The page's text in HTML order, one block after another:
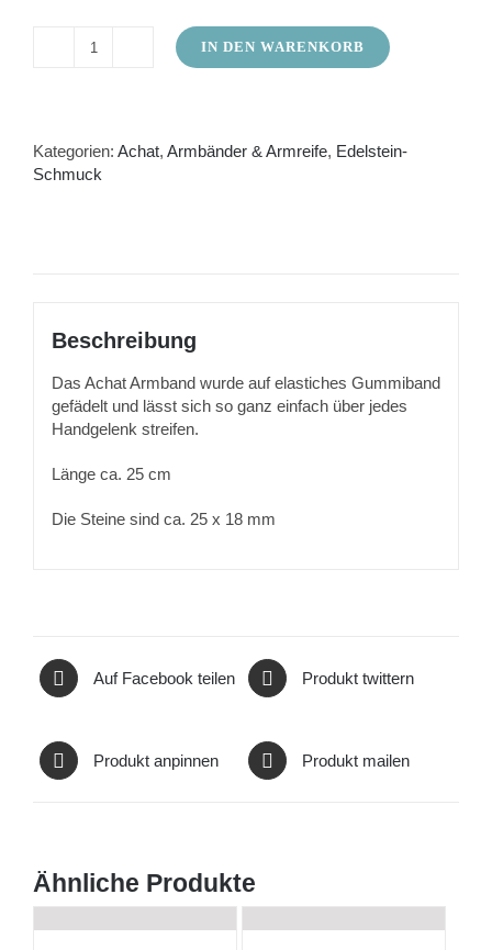
Achat
mit
elastischem
IN DEN WARENKORB
Kategorien: Achat, Armbänder & Armreife, Edelstein-
Schmuck
Beschreibung
Das Achat Armband wurde auf elastiches Gummiband
gefädelt und lässt sich so ganz einfach über jedes
Handgelenk streifen.
Länge ca. 25 cm
Die Steine sind ca. 25 x 18 mm
Auf Facebook teilen Produkt twittern
Produkt anpinnen Produkt mailen
Ähnliche Produkte